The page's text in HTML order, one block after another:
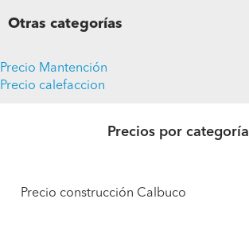
Otras categorías
Precio Mantención
Precio calefaccion
Precios por categoría
Precio construcción Calbuco